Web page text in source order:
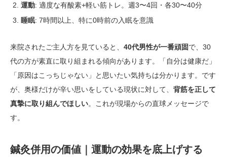
運動: 適度な有酸素+軽い筋トレ。週3〜4回・各30〜40分
睡眠: 7時間以上、特に0時前の入眠を意識
来院されたご主人方を見ていると、 40代男性が一番頑固で、30
代の方が素直に取り組まれる傾向があります。「自分は健康だ」
「原因はこっちじゃない」と思いたい気持ちは分かります。です
が、奥様だけが辛い思いをしている現状に対して、 背筋を正して
真摯に取り組んでほしい。これが現場からの直球メッセージで
す。
鍼灸併用の価値｜運動の効果を底上げする